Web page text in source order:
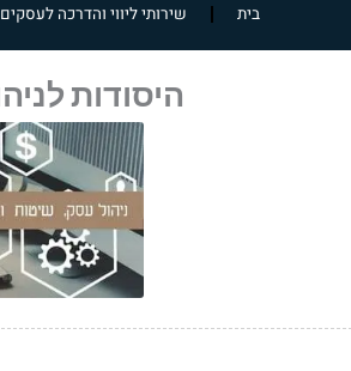
בית שירותי ליווי והדרכה לעסקים
היסודות